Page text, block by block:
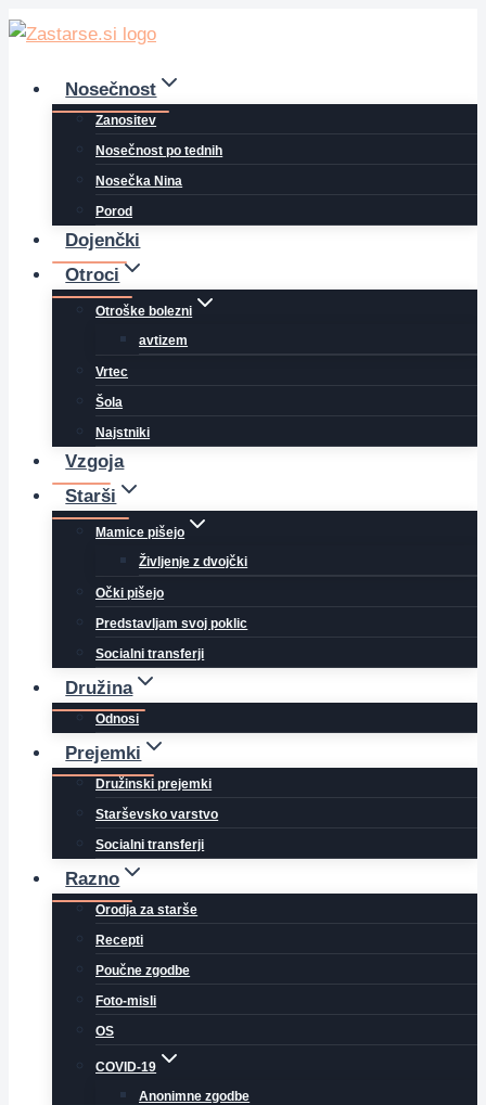
Skip
contentNosečnost
Zanositev
Nosečnost po tednih
Nosečka Nina
Porod
Dojenčki
Otroci
Otroške bolezni
avtizem
Vrtec
Šola
Najstniki
Vzgoja
Starši
Mamice pišejo
Življenje z dvojčki
Očki pišejo
Predstavljam svoj poklic
Socialni transferji
Družina
Odnosi
Prejemki
Družinski prejemki
Starševsko varstvo
Socialni transferji
Razno
Orodja za starše
Recepti
Poučne zgodbe
Foto-misli
OS
COVID-19
Anonimne zgodbe